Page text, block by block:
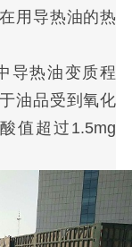
用导热油的热
导热油变质程
油品受到氧化
值超过1.5mg